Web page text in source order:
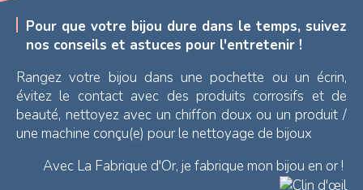
Pour que votre bijou dure dans le temps, suivez
nos conseils et astuces pour l'entretenir !
Rangez votre bijou dans une pochette ou un écrin,
évitez le contact avec des produits corrosifs et de
beauté, nettoyez avec un chiffon doux ou un produit /
une machine conçu(e) pour le nettoyage de bijoux
Avec La Fabrique d'Or, je fabrique mon bijou en or !